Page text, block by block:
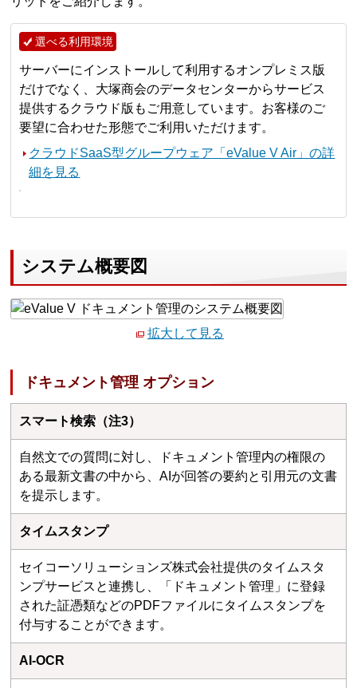
選べる利用環境
サーバーにインストールして利用するオンプレミス版
だけでなく、大塚商会のデータセンターからサービス
提供するクラウド版もご用意しています。お客様のご
要望に合わせた形態でご利用いただけます。
クラウドSaaS型グループウェア「eValue V Air」の詳
細を見る
システム概要図
拡大して見る
ドキュメント管理 オプション
スマート検索（注3）
自然文での質問に対し、ドキュメント管理内の権限の
ある最新文書の中から、AIが回答の要約と引用元の文書
を提示します。
タイムスタンプ
セイコーソリューションズ株式会社提供のタイムスタ
ンプサービスと連携し、「ドキュメント管理」に登録
された証憑類などのPDFファイルにタイムスタンプを
付与することができます。
AI-OCR